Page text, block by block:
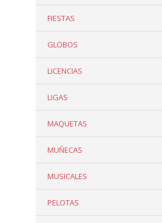
FIESTAS
GLOBOS
LICENCIAS
LIGAS
MAQUETAS
MUÑECAS
MUSICALES
PELOTAS